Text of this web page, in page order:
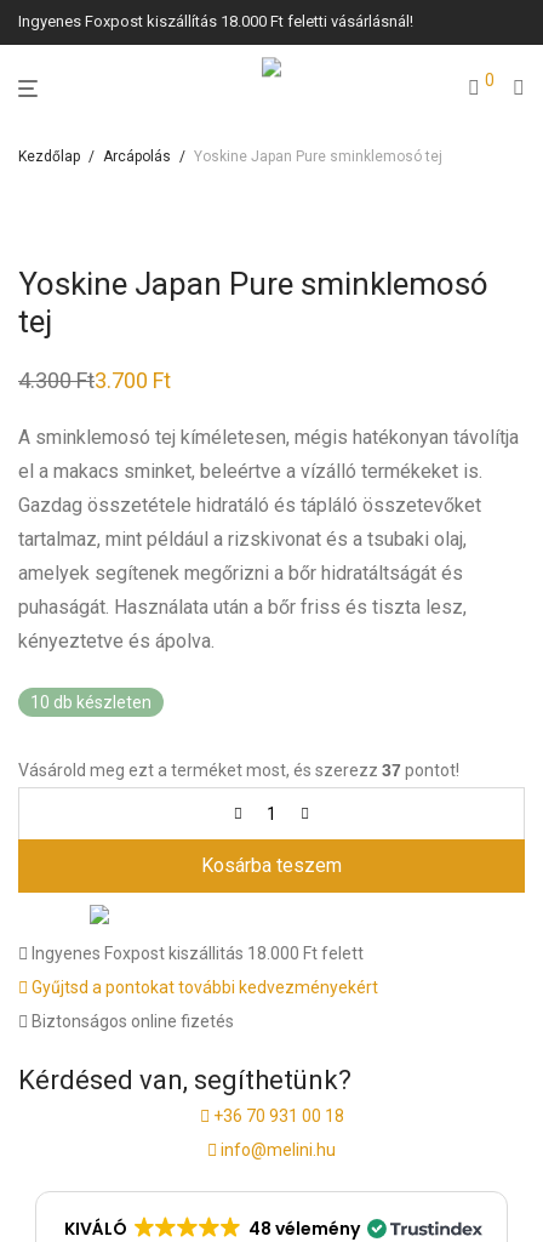
Ingyenes Foxpost kiszállítás 18.000 Ft feletti vásárlásnál!
0
Kezdőlap / Arcápolás / Yoskine Japan Pure sminklemosó tej
Yoskine Japan Pure sminklemosó
tej
4.300Ft3.700 Ft
A sminklemosó tej kíméletesen, mégis hatékonyan távolítja
el a makacs sminket, beleértve a vízálló termékeket is.
Gazdag összetétele hidratáló és tápláló összetevőket
tartalmaz, mint például a rizskivonat és a tsubaki olaj,
amelyek segítenek megőrizni a bőr hidratáltságát és
puhaságát. Használata után a bőr friss és tiszta lesz,
kényeztetve és ápolva.
10 db készleten
Vásárold meg ezt a terméket most, és szerezz 37pontot!
Kosárba teszem
Ingyenes Foxpost kiszállitás 18.000 Ft felett
Gyűjtsd a pontokat további kedvezményekért
Biztonságos online fizetés
Kérdésed van, segíthetünk?
+36 70 931 00 18
info@melini.hu
KIVÁLÓ 48 vélemény